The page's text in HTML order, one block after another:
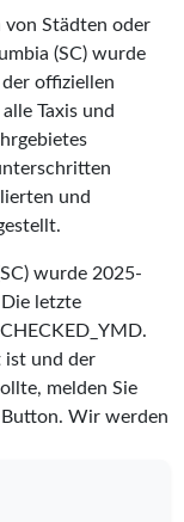
von Städten oder
(SC) wurde
offiziellen
Taxis und
und
wurde 2025-
letzte
CHECKED_YMD.
ist und der
melden Sie
Button. Wir werden